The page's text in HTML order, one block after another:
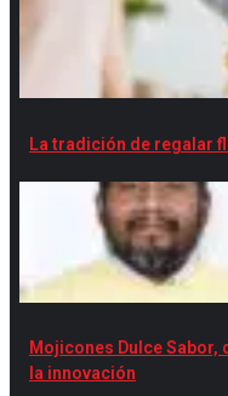
La tradición de regalar
Mojicones Dulce Sabor,
la innovación